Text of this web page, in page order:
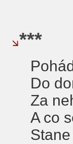
***
Do
Za
A co